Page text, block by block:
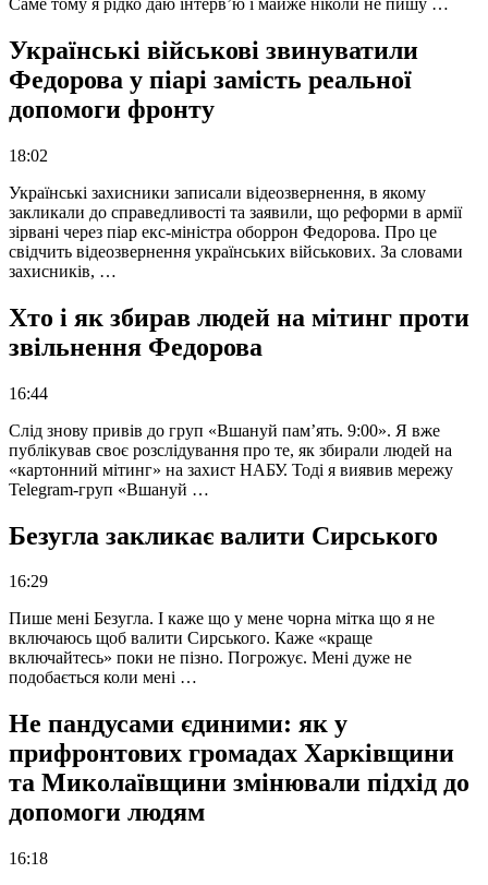
Саме тому я рідко даю інтерв’ю і майже ніколи не пишу …
Українські військові звинуватили
Федорова у піарі замість реальної
допомоги фронту
18:02
Українські захисники записали відеозвернення, в якому
закликали до справедливості та заявили, що реформи в армії
зірвані через піар екс-міністра оборрон Федорова. Про це
свідчить відеозвернення українських військових. За словами
захисників, …
Хто і як збирав людей на мітинг проти
звільнення Федорова
16:44
Слід знову привів до груп «Вшануй пам’ять. 9:00». Я вже
публікував своє розслідування про те, як збирали людей на
«картонний мітинг» на захист НАБУ. Тоді я виявив мережу
Telegram-груп «Вшануй …
Безугла закликає валити Сирського
16:29
Пише мені Безугла. І каже що у мене чорна мітка що я не
включаюсь щоб валити Сирського. Каже «краще
включайтесь» поки не пізно. Погрожує. Мені дуже не
подобається коли мені …
Не пандусами єдиними: як у
прифронтових громадах Харківщини
та Миколаївщини змінювали підхід до
допомоги людям
16:18